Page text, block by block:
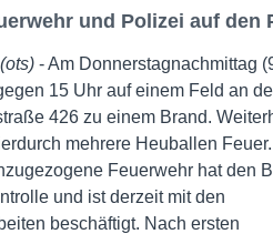
und Polizei auf den
- Am Donnerstagnachmittag
15 Uhr auf einem Feld an
426 zu einem Brand.
mehrere Heuballen
Feuerwehr hat den
und ist derzeit mit den
beschäftigt. Nach ersten